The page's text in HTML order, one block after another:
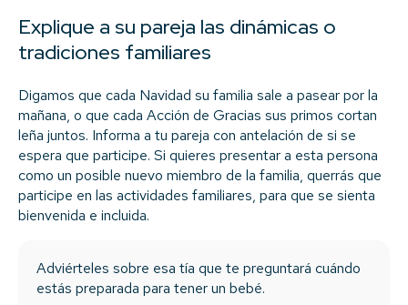
Explique a su pareja las dinámicas o
tradiciones familiares
Digamos que cada Navidad su familia sale a pasear por la
mañana, o que cada Acción de Gracias sus primos cortan
leña juntos. Informa a tu pareja con antelación de si se
espera que participe. Si quieres presentar a esta persona
como un posible nuevo miembro de la familia, querrás que
participe en las actividades familiares, para que se sienta
bienvenida e incluida.
Adviérteles sobre esa tía que te preguntará cuándo
estás preparada para tener un bebé.